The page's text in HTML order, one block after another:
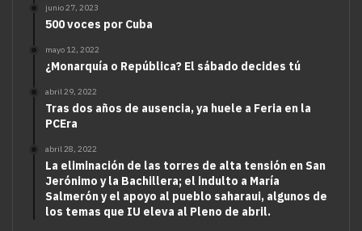
junio 27, 2023
500 voces por Cuba
mayo 12, 2022
¿Monarquía o República? El sábado decides tú
abril 29, 2022
Tras dos años de ausencia, ya huele a Feria en la
PCEra
abril 28, 2022
La eliminación de las torres de alta tensión en San
Jerónimo y la Bachillera; el indulto a María
Salmerón y el apoyo al pueblo saharaui, algunos de
los temas que IU eleva al Pleno de abril.